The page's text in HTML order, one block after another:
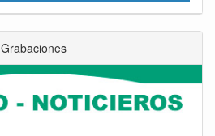
Grabaciones